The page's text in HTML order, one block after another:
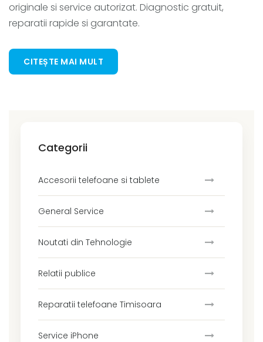
originale si service autorizat. Diagnostic gratuit,
reparatii rapide si garantate.
CITEȘTE MAI MULT
Categorii
Accesorii telefoane si tablete
General Service
Noutati din Tehnologie
Relatii publice
Reparatii telefoane Timisoara
Service iPhone